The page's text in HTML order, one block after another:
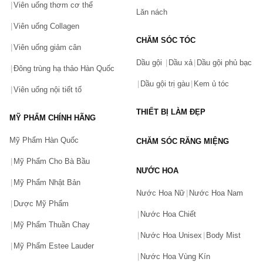
Son Hermes màu nào đẹp nhất?
Dựa theo những đánh giá từ phía người dùng trên toàn thế giới,
son Hermes sẽ có một số màu son dễ sử dụng, phù hợp với hầu
hết độ tuổi. Bạn có thể tham khảo dưới đây:
Son Hermès Matte Rouge Orange số 53 - Màu Cam Đỏ
Son Rouge Hermès Satin Rouge Amazone số 75 - Màu Đỏ
Thuần
Son Lì Hermes Rose Magenta Limited số 74 - Màu Hồng
Mận
Son Hermes Rose Boise Matte Lipstick số 48 - Màu Hồng
Đất
Son Hermès Matte Lipstick Limited Orange Brulee số 71 -
Màu Cam Đất
Son thỏi Hermes Orange Boite số 33 - Màu Cam Tươi
Son Hermes giá bao nhiêu?
Hiện tại dòng son môi Hermes chính hãng đang có giá dao động
từ từ 1.500.000đ - 2 triệu VNĐ/ thỏi, tùy vào từng phiên bản mà
sản phẩm sẽ có mức giá khác nhau.
Viên uống thơm cơ thể
Viên uống Collagen
Viên uống giảm cân
Đông trùng hạ thảo Hàn Quốc
Viên uống nội tiết tố
MỸ PHẨM CHÍNH HÃNG
Mỹ Phẩm Hàn Quốc
Mỹ Phẩm Cho Bà Bầu
Mỹ Phẩm Nhật Bản
Dược Mỹ Phẩm
Mỹ Phẩm Thuần Chay
Mỹ Phẩm Estee Lauder
Lăn nách
CHĂM SÓC TÓC
Dầu gội Dầu xả Dầu gội phủ bạc
Dầu gội trị gàu Kem ủ tóc
THIẾT BỊ LÀM ĐẸP
CHĂM SÓC RĂNG MIỆNG
NƯỚC HOA
Nước Hoa Nữ Nước Hoa Nam
Nước Hoa Chiết
Nước Hoa Unisex Body Mist
Nước Hoa Vùng Kín